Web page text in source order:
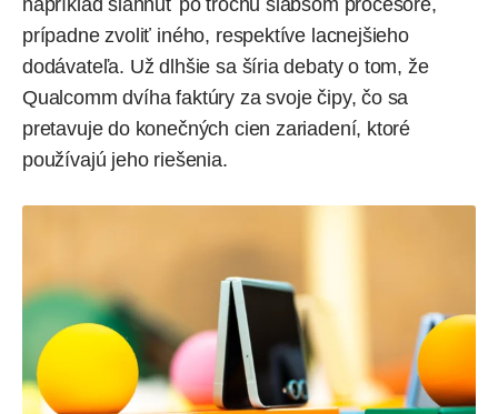
prípadne zvoliť iného, respektíve lacnejšieho
dodávateľa. Už dlhšie sa šíria debaty o tom, že
Qualcomm dvíha faktúry za svoje čipy, čo sa
pretavuje do konečných cien zariadení, ktoré
používajú jeho riešenia.